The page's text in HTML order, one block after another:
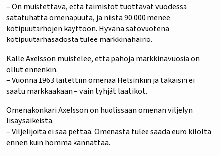
– On muistettava, että taimistot tuottavat vuodessa
satatuhatta omenapuuta, ja niistä 90.000 menee
kotipuutarhojen käyttöön. Hyvänä satovuotena
kotipuutarhasadosta tulee markkinahäiriö.
Kalle Axelsson muistelee, että pahoja markkinavuosia on
ollut ennenkin.
– Vuonna 1963 laitettiin omenaa Helsinkiin ja takaisin ei
saatu markkaakaan – vain tyhjät laatikot.
Omenakonkari Axelsson on huolissaan omenan viljelyn
lisäysaikeista.
– Viljelijöitä ei saa pettää. Omenasta tulee saada euro kilolta
ennen kuin homma kannattaa.